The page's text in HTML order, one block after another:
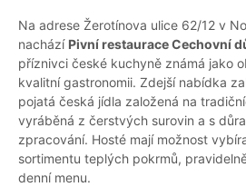
Na adrese Žerotínova ulice 62/12 v
nachází Pivní restaurace Cechovní
příznivci české kuchyně známá jako
kvalitní gastronomii. Zdejší nabídka
pojatá česká jídla založená na
vyráběná z čerstvých surovin a s
zpracování. Hosté mají možnost
sortimentu teplých pokrmů,
denní menu.